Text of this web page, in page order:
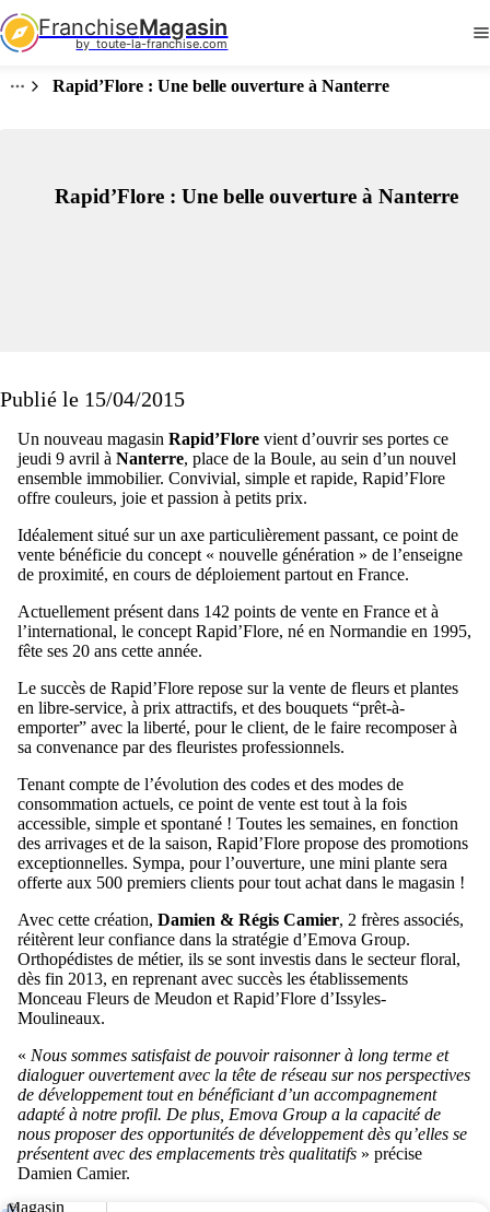
FranchiseMagasin
by  toute-la-franchise.com
Rapid’Flore : Une belle ouverture à Nanterre
Rapid’Flore : Une belle ouverture à Nanterre
Publié le 15/04/2015
Un nouveau magasin Rapid’Flore vient d’ouvrir ses portes ce
jeudi 9 avril à Nanterre, place de la Boule, au sein d’un nouvel
ensemble immobilier. Convivial, simple et rapide, Rapid’Flore
offre couleurs, joie et passion à petits prix.
Idéalement situé sur un axe particulièrement passant, ce point de
vente bénéficie du concept « nouvelle génération » de l’enseigne
de proximité, en cours de déploiement partout en France.
Actuellement présent dans 142 points de vente en France et à
l’international, le concept Rapid’Flore, né en Normandie en 1995,
fête ses 20 ans cette année.
Le succès de Rapid’Flore repose sur la vente de fleurs et plantes
en libre-service, à prix attractifs, et des bouquets “prêt-à-
emporter” avec la liberté, pour le client, de le faire recomposer à
sa convenance par des fleuristes professionnels.
Tenant compte de l’évolution des codes et des modes de
consommation actuels, ce point de vente est tout à la fois
accessible, simple et spontané ! Toutes les semaines, en fonction
des arrivages et de la saison, Rapid’Flore propose des promotions
exceptionnelles. Sympa, pour l’ouverture, une mini plante sera
offerte aux 500 premiers clients pour tout achat dans le magasin !
Avec cette création, Damien & Régis Camier, 2 frères associés,
réitèrent leur confiance dans la stratégie d’Emova Group.
Orthopédistes de métier, ils se sont investis dans le secteur floral,
dès fin 2013, en reprenant avec succès les établissements
Monceau Fleurs de Meudon et Rapid’Flore d’Issyles-
Moulineaux.
« Nous sommes satisfaist de pouvoir raisonner à long terme et
dialoguer ouvertement avec la tête de réseau sur nos perspectives
de développement tout en bénéficiant d’un accompagnement
adapté à notre profil. De plus, Emova Group a la capacité de
nous proposer des opportunités de développement dès qu’elles se
présentent avec des emplacements très qualitatifs » précise
Damien Camier.